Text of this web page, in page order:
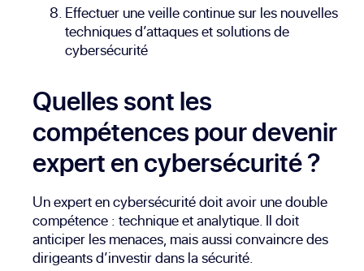
Effectuer une veille continue sur les nouvelles
techniques d’attaques et solutions de
cybersécurité
Quelles sont les
compétences pour devenir
expert en cybersécurité ?
Un expert en cybersécurité doit avoir une double
compétence : technique et analytique. Il doit
anticiper les menaces, mais aussi convaincre des
dirigeants d’investir dans la sécurité.